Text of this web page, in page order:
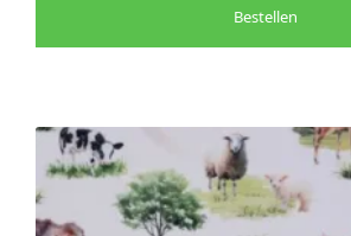
Bestellen